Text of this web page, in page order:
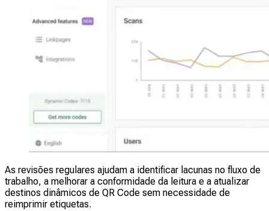
As revisões regulares ajudam a identificar lacunas no fluxo de
trabalho, a melhorar a conformidade da leitura e a atualizar
destinos dinâmicos de QR Code sem necessidade de
reimprimir etiquetas.